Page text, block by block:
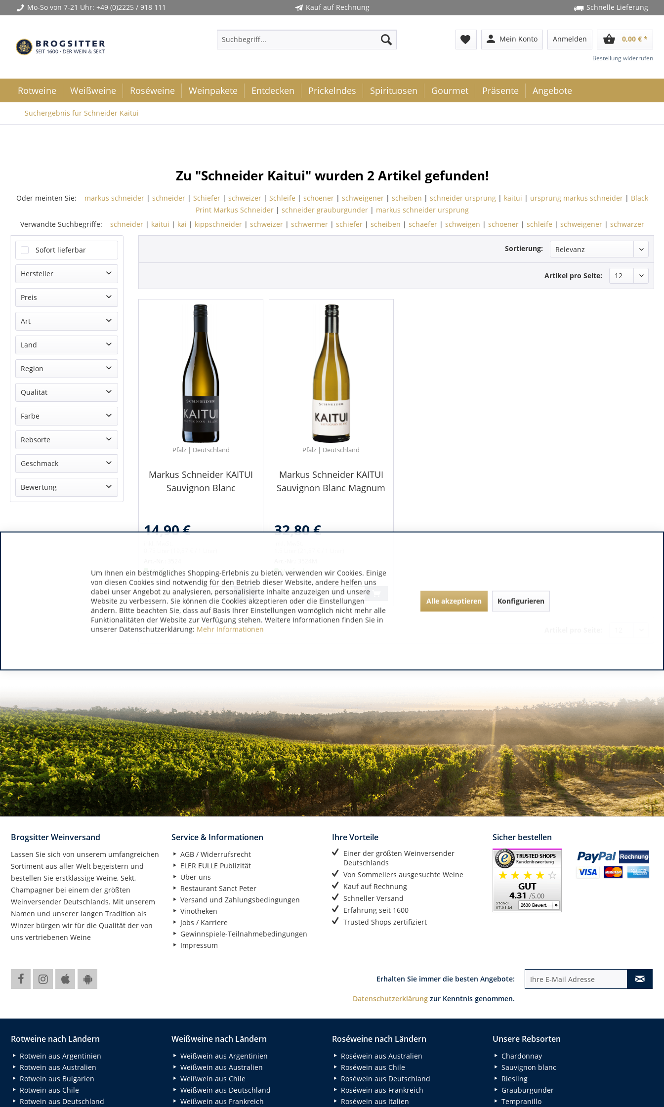
Mo-So von 7-21 Uhr: +49 (0)2225 / 918 111 Kauf auf Rechnung Schnelle Lieferung
favorite person Mein Konto Anmelden shopping_basket 0,00 € *
Bestellung widerrufen
Rotweine Weißweine Roséweine Weinpakete Entdecken Prickelndes Spirituosen Gourmet Präsente Angebote
Suchergebnis für Schneider Kaitui
Zu "Schneider Kaitui" wurden 2 Artikel gefunden!
Oder meinten Sie: markus schneider| schneider| Schiefer| schweizer| Schleife | schoener| schweigener| scheiben | schneider ursprung| kaitui | ursprung markus schneider| Black
Print Markus Schneider| schneider grauburgunder| markus schneider ursprung
Verwandte Suchbegriffe:
schneider| kaitui | kai | kippschneider| schweizer| schwermer| schiefer| scheiben | schaefer| schweigen | schoener| schleife | schweigener| schwarzer
Sofort lieferbar
Hersteller
Markus Schneider
Preis
von14,90 €bis32,80 €
Art
Weißwein
Magnumflasche
Land
Deutschland
Region
Pfalz
Qualität
Qualitätswein
Farbe
Weiß
Rebsorte
Sauvignon Blanc
Geschmack
trocken
Bewertung
& mehr
Sortierung:
Artikel pro Seite:
Pfalz | Deutschland
Markus Schneider KAITUI
Sauvignon Blanc
14,90 €
Verfügbar
Pfalz | Deutschland
Markus Schneider KAITUI
Sauvignon Blanc Magnum
32,80 €
Verfügbar
Brogsitter Weinversand
Lassen Sie sich von unserem umfangreichen
Sortiment aus aller Welt begeistern und
bestellen Sie erstklassige Weine, Sekt,
Champagner bei einem der größten
Weinversender Deutschlands. Mit unserem
Namen und unserer langen Tradition als
Winzer bürgen wir für die Qualität der von
uns vertriebenen Weine
Service & Informationen
AGB / Widerrufsrecht
ELER EULLE Publizität
Über uns
Restaurant Sanct Peter
Versand und Zahlungsbedingungen
Vinotheken
Jobs / Karriere
Gewinnspiele-Teilnahmebedingungen
Impressum
Ihre Vorteile
Einer der größten Weinversender
Deutschlands
Von Sommeliers ausgesuchte Weine
Kauf auf Rechnung
Schneller Versand
Erfahrung seit 1600
Trusted Shops zertifiziert
Sicher bestellen
Erhalten Sie immer die besten Angebote:
Datenschutzerklärung zur Kenntnis genommen.
Rotweine nach Ländern
Rotwein aus Argentinien
Rotwein aus Australien
Rotwein aus Bulgarien
Rotwein aus Chile
Rotwein aus Deutschland
Weißweine nach Ländern
Weißwein aus Argentinien
Weißwein aus Australien
Weißwein aus Chile
Weißwein aus Deutschland
Weißwein aus Frankreich
Roséweine nach Ländern
Roséwein aus Australien
Roséwein aus Chile
Roséwein aus Deutschland
Roséwein aus Frankreich
Roséwein aus Italien
Unsere Rebsorten
Chardonnay
Sauvignon blanc
Riesling
Grauburgunder
Tempranillo
Um Ihnen ein bestmögliches Shopping-Erlebnis zu bieten, verwenden wir Cookies. Einige
von diesen Cookies sind notwendig für den Betrieb dieser Website, andere helfen uns
dabei unser Angebot zu analysieren, personalisierte Inhalte anzuzeigen und unsere
Website zu verbessern. Sie können die Cookies akzeptieren oder die Einstellungen
ändern. Bitte beachten Sie, dass auf Basis Ihrer Einstellungen womöglich nicht mehr alle
Funktionalitäten der Website zur Verfügung stehen. Weitere Informationen finden Sie in
unserer Datenschutzerklärung: Mehr Informationen
Alle akzeptieren Konfigurieren